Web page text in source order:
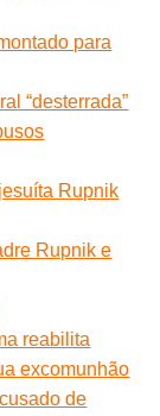
para
“desterrada”
Rupnik
Rupnik e
reabilita
excomunhão
de